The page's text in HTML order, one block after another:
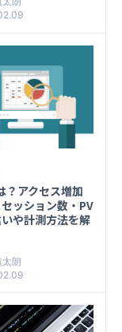
？アクセス増加
ッション数・PV
や計測方法を解
朗